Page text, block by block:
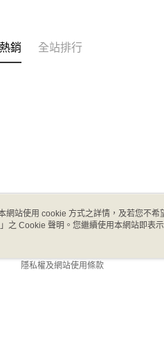
銷 全站排行
關於我們
隱私權及網站使用條款
網站使用 cookie 方式之詳情，及若您不
」之 Cookie 聲明。您繼續使用本網站即表